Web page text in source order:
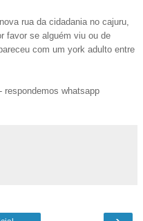
rua da cidadania no cajuru,
favor se alguém viu ou de
com um york adulto entre
respondemos whatsapp